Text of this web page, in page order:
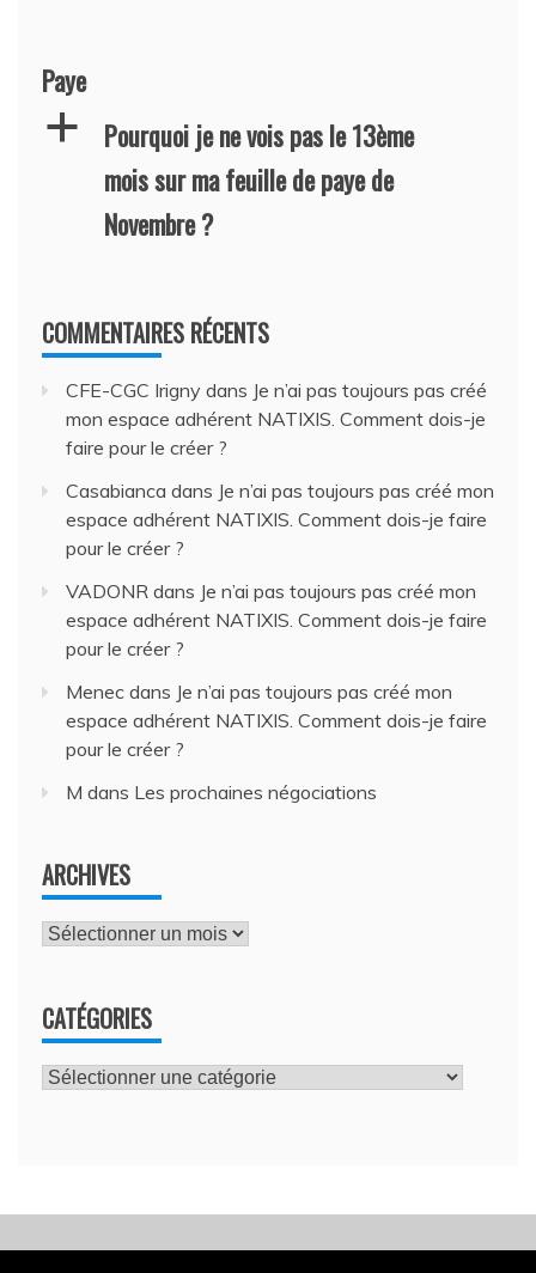
Paye
a
Pourquoi je ne vois pas le 13ème
mois sur ma feuille de paye de
Novembre ?
COMMENTAIRES RÉCENTS
CFE-CGC Irigny dans Je n’ai pas toujours pas créé
mon espace adhérent NATIXIS. Comment dois-je
faire pour le créer ?
Casabianca dans Je n’ai pas toujours pas créé mon
espace adhérent NATIXIS. Comment dois-je faire
pour le créer ?
VADONR dans Je n’ai pas toujours pas créé mon
espace adhérent NATIXIS. Comment dois-je faire
pour le créer ?
Menec dans Je n’ai pas toujours pas créé mon
espace adhérent NATIXIS. Comment dois-je faire
pour le créer ?
M dans Les prochaines négociations
ARCHIVES
Archives
CATÉGORIES
Catégories